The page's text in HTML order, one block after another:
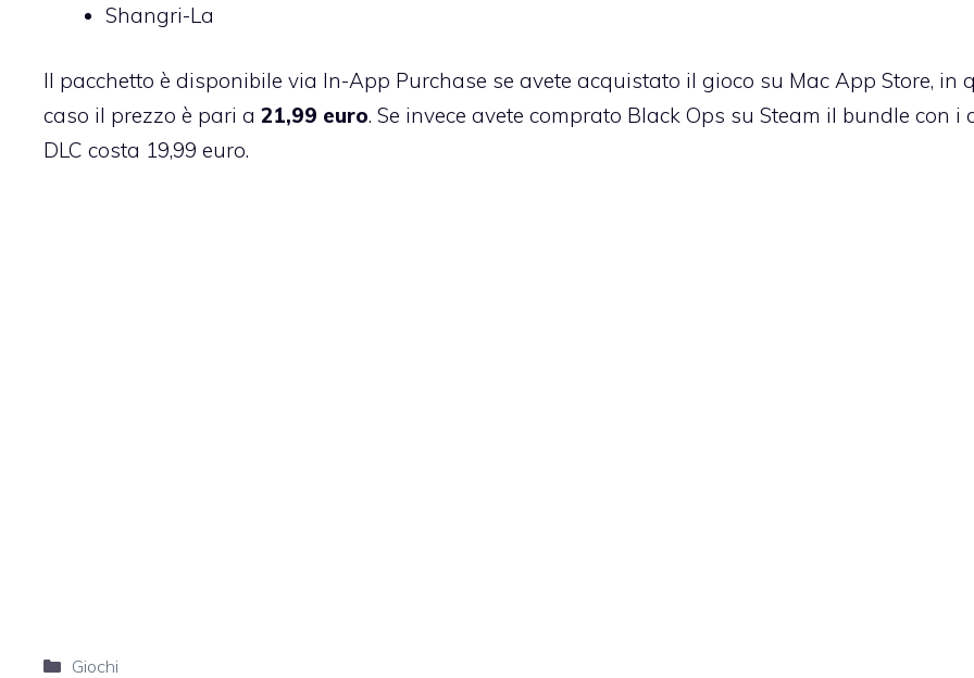
Shangri-La
Il pacchetto è disponibile via In-App Purchase se avete acquistato il gioco su Mac App Store, in
caso il prezzo è pari a 21,99 euro. Se invece avete comprato Black Ops su Steam il bundle con i
DLC costa 19,99 euro.
Categorie
Giochi